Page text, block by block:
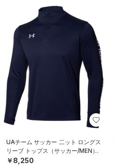
UAチーム サッカー 二ット ロングス
リーブ トップス（サッカー/MEN）
￥8,250